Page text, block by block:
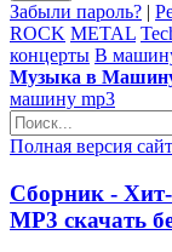
Забыли пароль? |
ROCK METAL
концерты В
Музыка в
машину mp3
Полная версия
Сборник -
MP3 скачать